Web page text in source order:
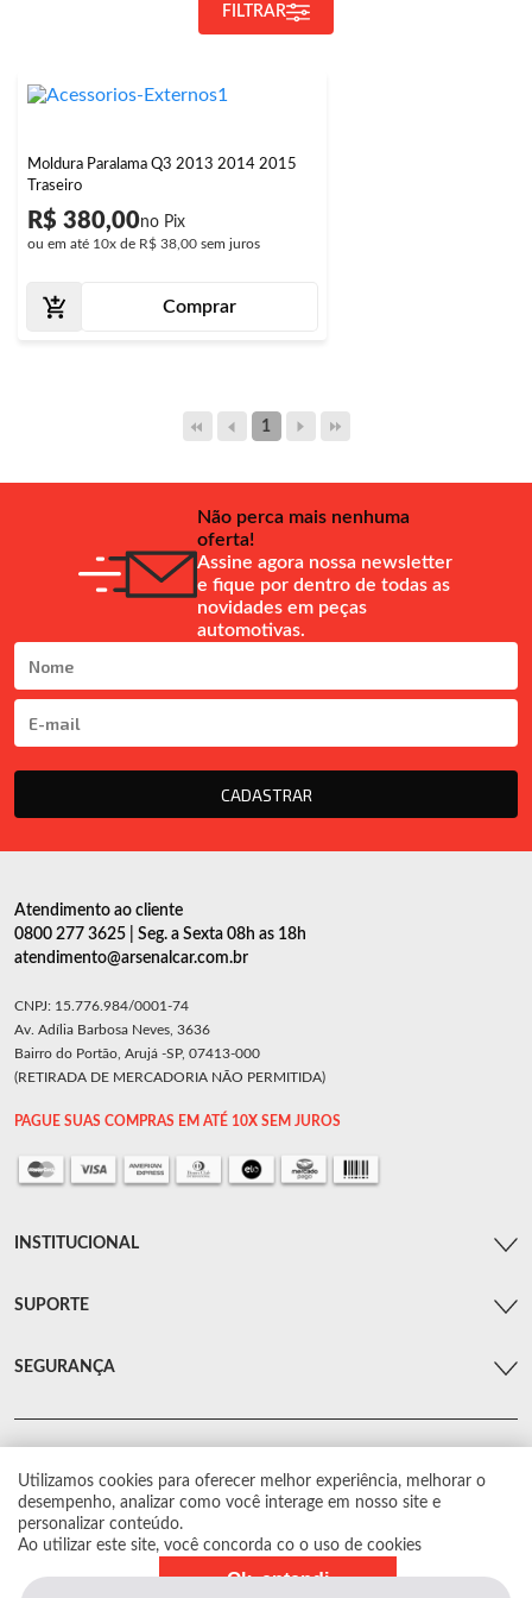
FILTRAR
Moldura Paralama Q3 2013 2014 2015
Traseiro
R$ 380,00
ou em até 10x de R$ 38,00 sem juros
Comprar
1
Não perca mais nenhuma
oferta!
Assine agora nossa newsletter
e fique por dentro de todas as
novidades em peças
automotivas.
CADASTRAR
Utilizamos cookies para oferecer melhor experiência, melhorar o
desempenho, analizar como você interage em nosso site e
personalizar conteúdo.
Ao utilizar este site, você concorda co o uso de cookies
Ok, entendi
Atendimento ao cliente
0800 277 3625 | Seg. a Sexta 08h as 18h
atendimento@arsenalcar.com.br
CNPJ: 15.776.984/0001-74
Av. Adília Barbosa Neves, 3636
Bairro do Portão, Arujá -SP, 07413-000
(RETIRADA DE MERCADORIA NÃO PERMITIDA)
PAGUE SUAS COMPRAS EM ATÉ 10X SEM JUROS
INSTITUCIONAL
SUPORTE
SEGURANÇA
© Arsenal Car. Todos os direitos reservados.
Proibida reprodução total ou parcial. Preços e estoque sujeito a alterações sem
aviso prévio.